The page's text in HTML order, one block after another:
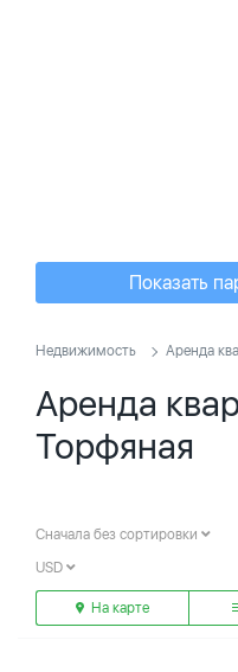
Показать
Недвижимость Аренда
Аренда
Торфяная
Сначала без сортировки
USD
На карте